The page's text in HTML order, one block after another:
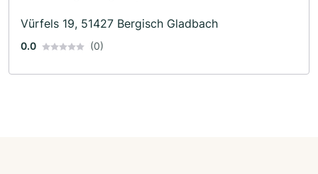
Vürfels 19, 51427 Bergisch Gladbach
0.0 (0)